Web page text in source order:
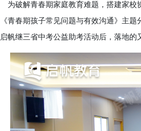
为破解青春期家庭教育难题，搭建家校
《青春期孩子常见问题与有效沟通》主
启帆继三省中考公益助考活动后，落地